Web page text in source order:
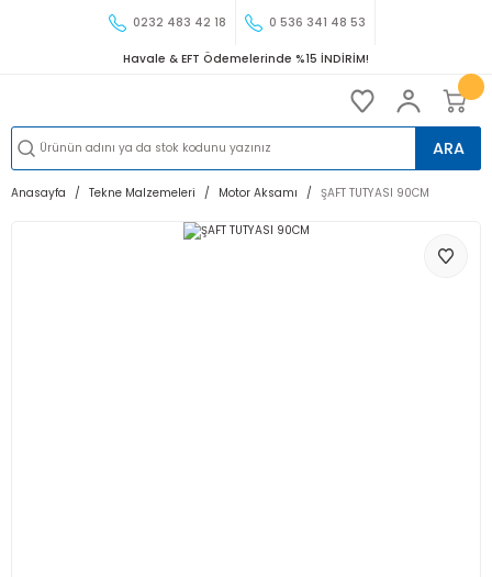
0232 483 42 18 0 536 341 48 53
Havale & EFT Ödemelerinde %15 İNDİRİM!
ARA
Anasayfa Tekne Malzemeleri Motor Aksamı ŞAFT TUTYASI 90CM